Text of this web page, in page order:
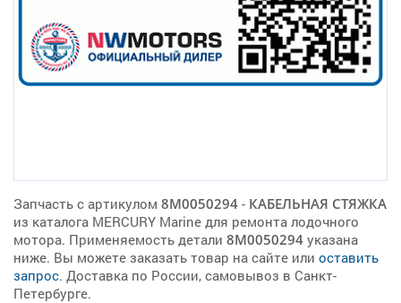
Запчасть с артикулом 8M0050294 - КАБЕЛЬНАЯ СТЯЖКА
из каталога MERCURY Marine для ремонта лодочного
мотора. Применяемость детали 8M0050294 указана
ниже. Вы можете заказать товар на сайте или оставить
запрос. Доставка по России, самовывоз в Санкт-
Петербурге.